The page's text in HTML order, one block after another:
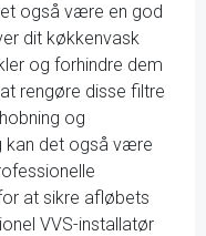
også være en god
dit køkkenvask
og forhindre dem
rengøre disse filtre
og
kan det også være
at sikre afløbets
VVS-installatør